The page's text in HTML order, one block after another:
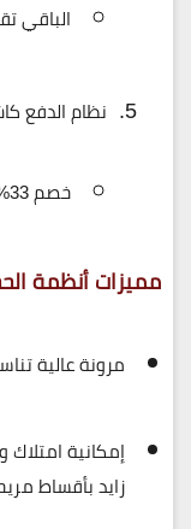
الباقي تقسيط على
نظام الدفع
خصم 33% من قيمة الوحدة عند الدفع النقدي
مميزات أنظمة
مرونة عالية
إمكانية
زايدبأقساط